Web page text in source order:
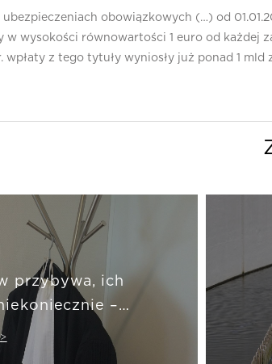
obowiązkowych (…) od
w wysokości równowartości 1 euro od każdej
wpłaty z tego tytuły wyniosły już ponad 1 mld
przybywa, ich
–
ochrony
to zmienić